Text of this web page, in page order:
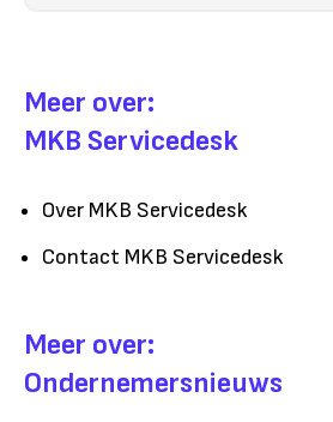
Meer over:
MKB Servicedesk
Over MKB Servicedesk
Contact MKB Servicedesk
Meer over:
Ondernemersnieuws